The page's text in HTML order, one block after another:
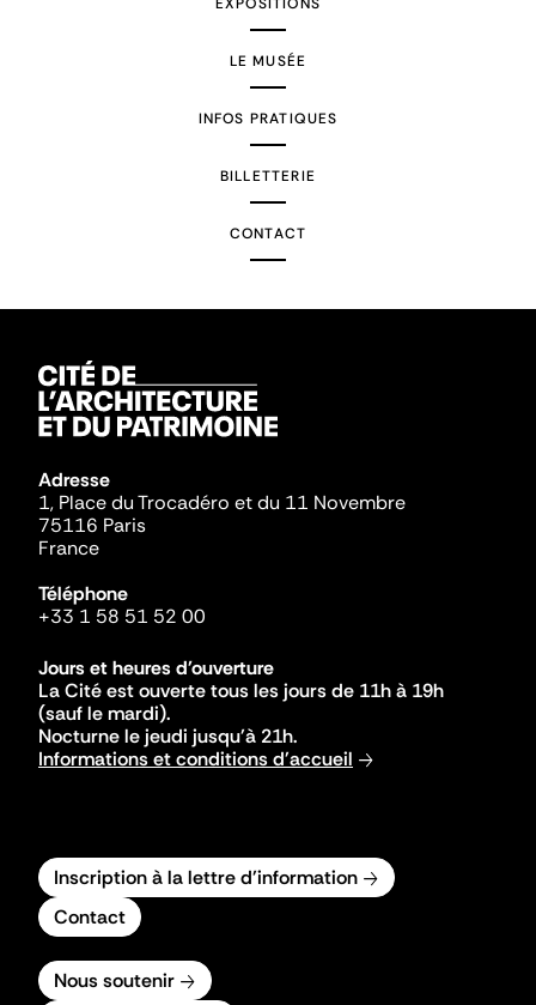
LE MUSÉE
INFOS PRATIQUES
BILLETTERIE
CONTACT
Adresse
1, Place du Trocadéro et du 11 Novembre
75116 Paris
France
Téléphone
+33 1 58 51 52 00
Jours et heures d'ouverture
La Cité est ouverte tous les jours de 11h à 19h
(sauf le mardi).
Nocturne le jeudi jusqu'à 21h.
Informations et conditions d'accueil
Inscription à la lettre d'information
Contact
Nous soutenir